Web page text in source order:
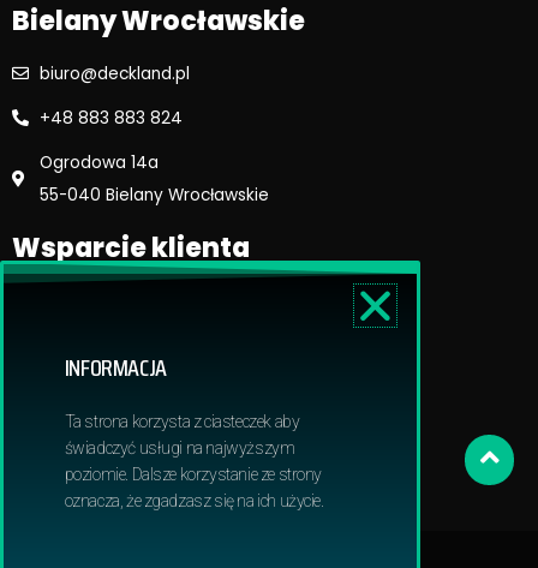
Bielany Wrocławskie
biuro@deckland.pl
+48 883 883 824
Ogrodowa 14a
55-040 Bielany Wrocławskie
Wsparcie klienta
Dostawa i płatność
Obowiązek informacyjny RODO
INFORMACJA
Ta strona korzysta z ciasteczek aby
świadczyć usługi na najwyższym
poziomie. Dalsze korzystanie ze strony
oznacza, że zgadzasz się na ich użycie.